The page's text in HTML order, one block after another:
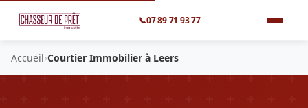
📞07 89 71 93 77
Accueil›Courtier Immobilier à Leers